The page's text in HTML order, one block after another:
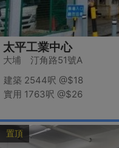
太平工業中心
大埔 汀角路51號A
建築 2544呎 @$18
實用 1763呎 @$26
置頂